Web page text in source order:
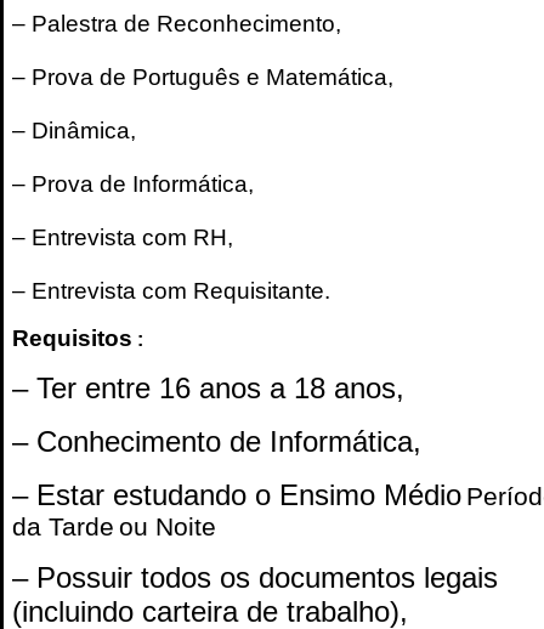
– Palestra de Reconhecimento,
– Prova de Português e Matemática,
– Dinâmica,
– Prova de Informática,
– Entrevista com RH,
– Entrevista com Requisitante.
Requisitos :
– Ter entre 16 anos a 18 anos,
– Conhecimento de Informática,
– Estar estudando o Ensimo Médio
da Tarde ou Noite
– Possuir todos os documentos legais
(incluindo carteira de trabalho),